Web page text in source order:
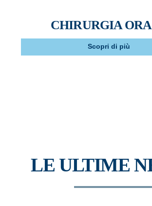
CHIRURGIA
Scopri di più
LE ULTIME